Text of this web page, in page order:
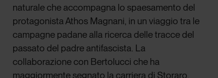
naturale che accompagna lo spaesamento del
protagonista Athos Magnani, in un viaggio tra le
campagne padane alla ricerca delle tracce del
passato del padre antifascista. La
collaborazione con Bertolucci che ha
maggiormente segnato la carriera di Storaro,